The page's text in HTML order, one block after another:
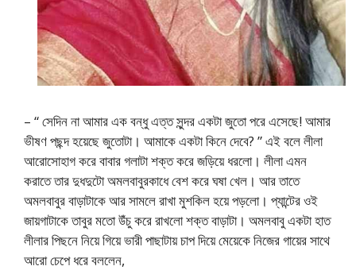
– “ সেদিন না আমার এক বন্ধু এত্ত সুন্দর একটা জুতো পরে এসেছে! আমার
ভীষণ পছন্দ হয়েছে জুতোটা। আমাকে একটা কিনে দেবে? ” এই বলে লীলা
আরোসোহাগ করে বাবার গলাটা শক্ত করে জড়িয়ে ধরলো। লীলা এমন
করাতে তার দুধদুটো অমলবাবুরকাধে বেশ করে ঘষা খেল। আর তাতে
অমলবাবুর বাড়াটাকে আর সামলে রাখা মুশকিল হয়ে পড়লো। প্যান্টের ওই
জায়গাটাকে তাবুর মতো উঁচু করে রাখলো শক্ত বাড়াটা। অমলবাবু একটা হাত
লীলার পিছনে নিয়ে গিয়ে ভারী পাছাটায় চাপ দিয়ে মেয়েকে নিজের গায়ের সাথে
আরো চেপে ধরে বললেন,